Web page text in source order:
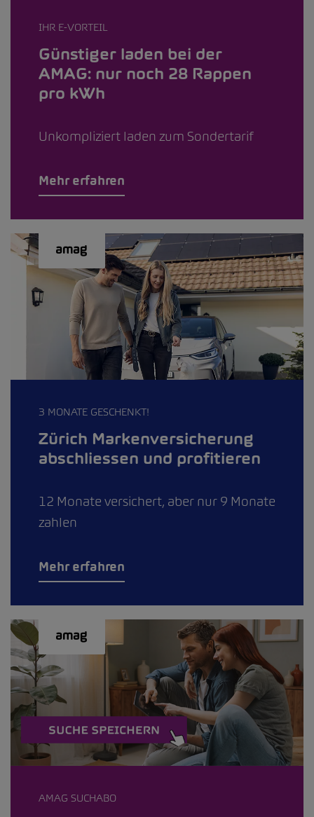
IHR E-VORTEIL
Günstiger laden bei der
AMAG: nur noch 28 Rappen
pro kWh
Unkompliziert laden zum Sondertarif
Mehr erfahren
3 MONATE GESCHENKT!
Zürich Markenversicherung
abschliessen und profitieren
12 Monate versichert, aber nur 9 Monate
zahlen
Mehr erfahren
AMAG SUCHABO